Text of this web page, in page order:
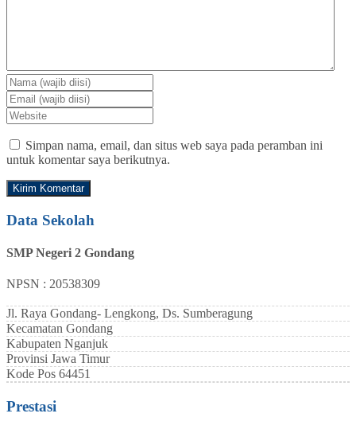
Simpan nama, email, dan situs web saya pada peramban ini
untuk komentar saya berikutnya.
Data Sekolah
SMP Negeri 2 Gondang
NPSN : 20538309
Jl. Raya Gondang- Lengkong, Ds. Sumberagung
Kecamatan Gondang
Kabupaten Nganjuk
Provinsi Jawa Timur
Kode Pos 64451
Prestasi